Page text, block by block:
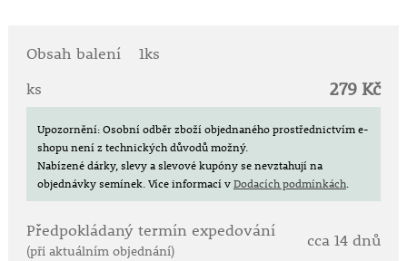
Výška: do 2 m.
Opadavý vzpřímeně rostoucí keř.
Řadí se mezi nejkrásnější a velmi ceněné zahradní
rostliny.
K dokonalému růstu potřebuje chráněné místo
(vhodná jsou zákoutí u domů či zdí).
Rostliny potřebují dostatečnou přikrývku nad kořeny
proti silným mrazům.
Výhony poškozené mrazem se na jaře seříznou.
Jinak tyto rostliny řez nevyžadují.
Obsah balení
1ks
ks
279 Kč
Upozornění: Osobní odběr zboží objednaného prostřednictvím e-
shopu není z technických důvodů možný.
Nabízené dárky, slevy a slevové kupóny se nevztahují na
objednávky semínek.Více informací vDodacích podmínkách.
Předpokládaný termín expedování
(při aktuálním objednání)
cca 14 dnů